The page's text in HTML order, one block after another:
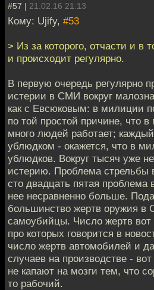
#57 | 21.02.16 21:13
Кому: Ujify, #53
> Из за которого, отчасти и в
и происходит регулярно.
В первую очередь регулярно
истерии в СМИ вокруг
как с Евсюковым: в милиции
по той простой причине, что
много людей работает;
ублюдком - окажется, что в
ублюдков. Вокруг тысяч уже
истерию. Проблема стрельбы
сто двадцать пятая проблема
нее несравненно больше.
большинство жертв оружия в
самоубийцы. Число жертв вот
про которых говорится в
число жертв автомобилей и
случаев на производстве -
не капают на мозги тем, что
то рабочий.